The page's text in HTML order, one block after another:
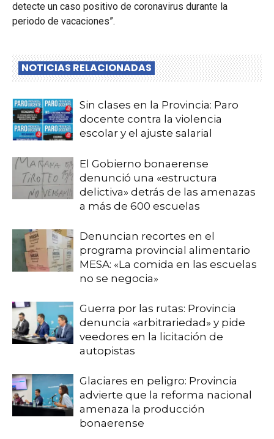
detecte un caso positivo de coronavirus durante la
periodo de vacaciones”.
NOTICIAS RELACIONADAS
Sin clases en la Provincia: Paro
docente contra la violencia
escolar y el ajuste salarial
El Gobierno bonaerense
denunció una «estructura
delictiva» detrás de las amenazas
a más de 600 escuelas
Denuncian recortes en el
programa provincial alimentario
MESA: «La comida en las escuelas
no se negocia»
Guerra por las rutas: Provincia
denuncia «arbitrariedad» y pide
veedores en la licitación de
autopistas
Glaciares en peligro: Provincia
advierte que la reforma nacional
amenaza la producción
bonaerense